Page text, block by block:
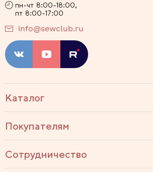
Каталог
Покупателям
Сотрудничество
пн-чт 8:00-18:00,
пт 8:00-17:00
info@sewclub.ru